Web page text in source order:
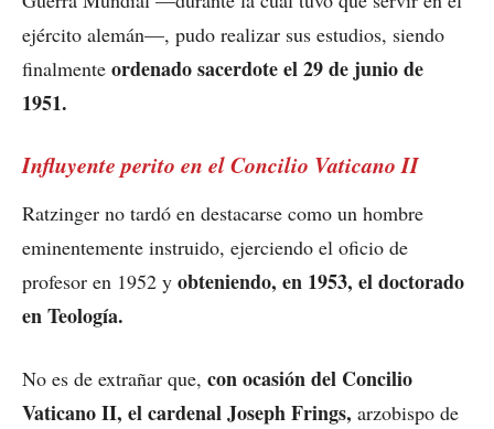
ejército alemán—, pudo realizar sus estudios, siendo
finalmente ordenado sacerdote el 29 de junio de
1951.
Influyente perito en el Concilio Vaticano II
Ratzinger no tardó en destacarse como un hombre
eminentemente instruido, ejerciendo el oficio de
profesor en 1952 y obteniendo, en 1953, el doctorado
en Teología.
No es de extrañar que, con ocasión del Concilio
Vaticano II, el cardenal Joseph Frings, arzobispo de